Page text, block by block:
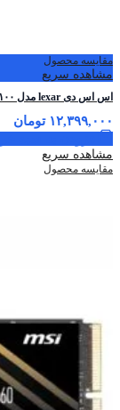
مقایسه محصول
مشاهده سریع
اس اس دی lexar مدل NS۱۰۰ ظرفیت ۵۱۲GB
۱۲,۳۹۹,۰۰۰ تومان
مشاهده سریع
مقایسه محصول